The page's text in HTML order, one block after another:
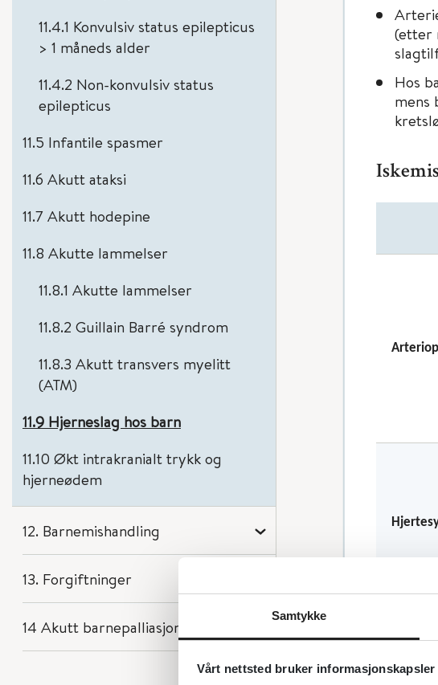
Samtykke
Vårt nettsted bruker informasjonskapsler
11.4.1 Konvulsiv status epilepticus
> 1 måneds alder
11.4.2 Non-konvulsiv status
epilepticus
11.5 Infantile spasmer
11.6 Akutt ataksi
11.7 Akutt hodepine
11.8 Akutte lammelser
11.8.1 Akutte lammelser
11.8.2 Guillain Barré syndrom
11.8.3 Akutt transvers myelitt
(ATM)
11.9 Hjerneslag hos barn
11.10 Økt intrakranialt trykk og
hjerneødem
12. Barnemishandling
13. Forgiftninger
14 Akutt barnepalliasjon
(etter
Hos
mens